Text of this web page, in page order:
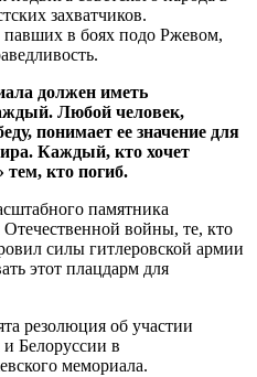
захватчиков.
павших в боях подо Ржевом,
должен иметь
Любой человек,
понимает ее значение для
Каждый, кто хочет
тем, кто погиб.
памятника
войны, те, кто
силы гитлеровской армии
этот плацдарм для
резолюция об участии
Белоруссии в
мемориала.